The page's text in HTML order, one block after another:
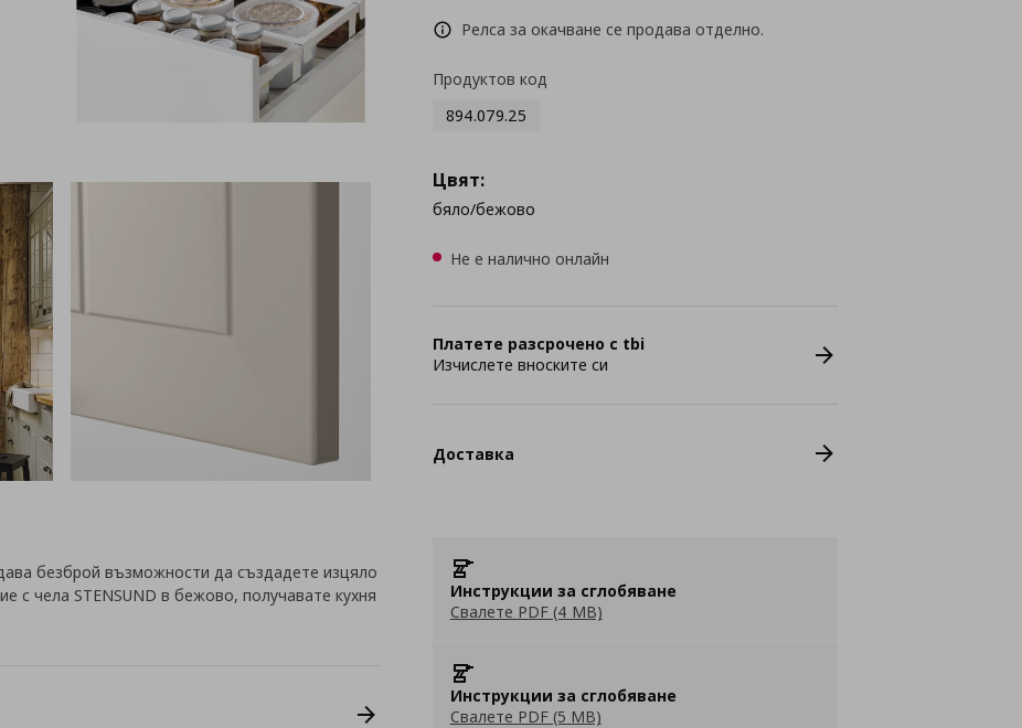
Релса за окачване се продава отделно.
Продуктов код
894.079.25
Цвят:
бяло/бежово
Не е налично онлайн
Платете разсрочено с tbi
Изчислете вноските си
Доставка
Инструкции за сглобяване
Свалете PDF (4 MB)
Инструкции за сглобяване
Свалете PDF (5 MB)
безброй възможности да създадете изцяло
с чела STENSUND в бежово, получавате кухня